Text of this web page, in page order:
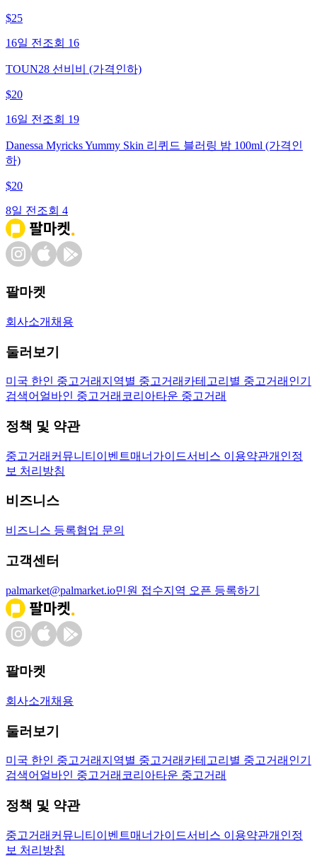
$25
16일 전 조회 16
TOUN28 선비비 (가격인하)
$20
16일 전 조회 19
Danessa Myricks Yummy Skin 리퀴드 블러링 밤 100ml (가격인
하)
$20
8일 전 조회 4
팔마켓
회사소개 채용
둘러보기
미국 한인 중고거래 지역별 중고거래 카테고리별 중고거래 인기
검색어 얼바인 중고거래 코리아타운 중고거래
정책 및 약관
중고거래 커뮤니티 이벤트매너가이드서비스 이용약관개인정
보 처리방침
비즈니스
비즈니스 등록협업 문의
고객센터
palmarket@palmarket.io민원 접수지역 오픈 등록하기
팔마켓
회사소개 채용
둘러보기
미국 한인 중고거래 지역별 중고거래 카테고리별 중고거래 인기
검색어 얼바인 중고거래 코리아타운 중고거래
정책 및 약관
중고거래 커뮤니티 이벤트매너가이드서비스 이용약관개인정
보 처리방침